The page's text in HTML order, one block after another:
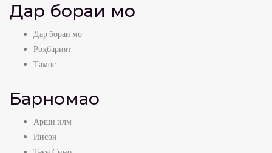
Дар бораи мо
Дар бораи мо
Роҳбарият
Тамос
Барномаҳо
Арши илм
Инсон